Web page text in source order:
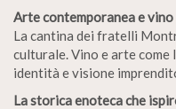
Arte contemporanea e vino
La cantina dei fratelli
culturale. Vino e arte
identità e visione
La storica enoteca che